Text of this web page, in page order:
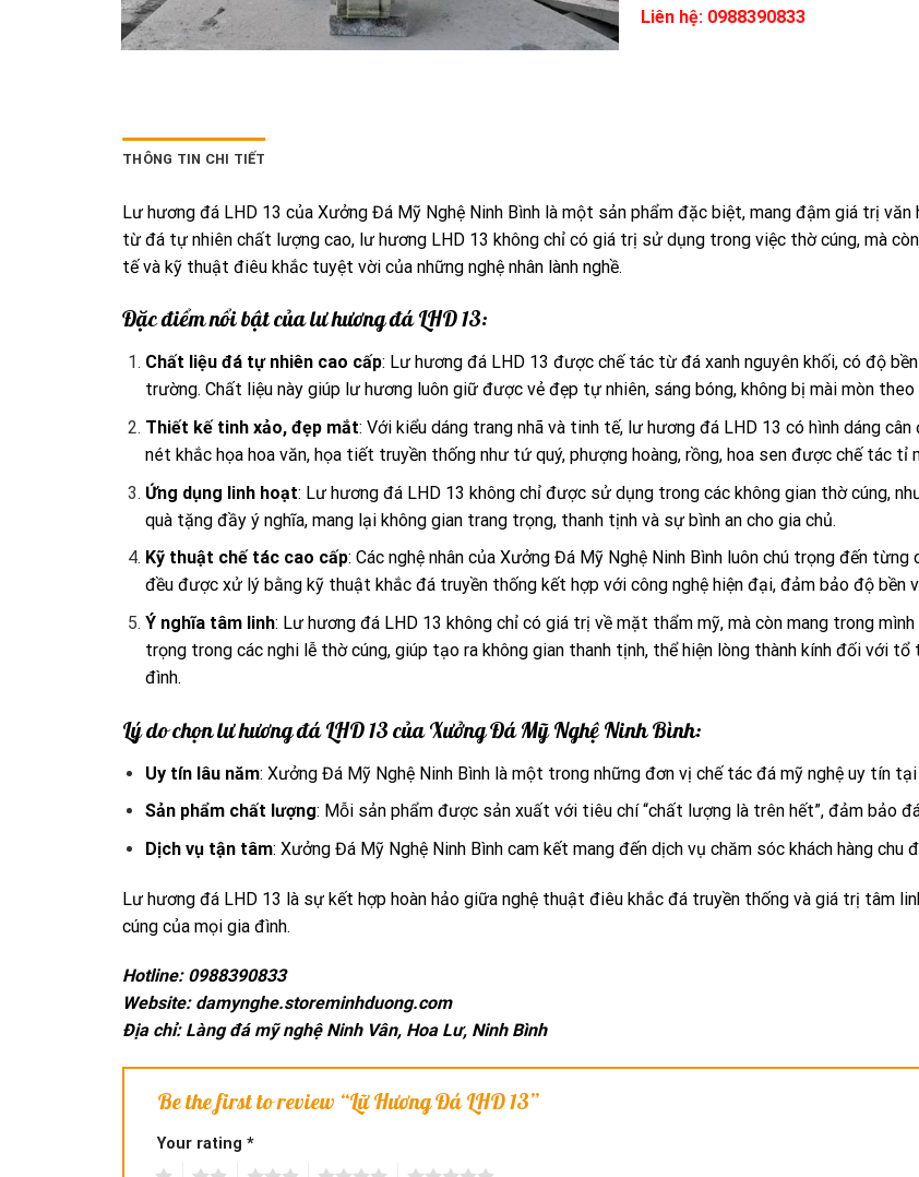
Liên hệ: 0988390833
THÔNG TIN CHI TIẾT
Lư hương đá LHD 13 của Xưởng Đá Mỹ Nghệ Ninh Bình là một sản phẩm đặc biệt, mang đậm giá trị
từ đá tự nhiên chất lượng cao, lư hương LHD 13 không chỉ có giá trị sử dụng trong việc thờ cúng, mà
tế và kỹ thuật điêu khắc tuyệt vời của những nghệ nhân lành nghề.
Đặc điểm nổi bật của lư hương đá LHD 13:
Chất liệu đá tự nhiên cao cấp: Lư hương đá LHD 13 được chế tác từ đá xanh nguyên khối, có độ
trường. Chất liệu này giúp lư hương luôn giữ được vẻ đẹp tự nhiên, sáng bóng, không bị mài mòn theo
Thiết kế tinh xảo, đẹp mắt: Với kiểu dáng trang nhã và tinh tế, lư hương đá LHD 13 có hình dáng
nét khắc họa hoa văn, họa tiết truyền thống như tứ quý, phượng hoàng, rồng, hoa sen được chế tác tỉ
Ứng dụng linh hoạt: Lư hương đá LHD 13 không chỉ được sử dụng trong các không gian thờ cúng,
quà tặng đầy ý nghĩa, mang lại không gian trang trọng, thanh tịnh và sự bình an cho gia chủ.
Kỹ thuật chế tác cao cấp: Các nghệ nhân của Xưởng Đá Mỹ Nghệ Ninh Bình luôn chú trọng đến
đều được xử lý bằng kỹ thuật khắc đá truyền thống kết hợp với công nghệ hiện đại, đảm bảo độ bền
Ý nghĩa tâm linh: Lư hương đá LHD 13 không chỉ có giá trị về mặt thẩm mỹ, mà còn mang trong
trọng trong các nghi lễ thờ cúng, giúp tạo ra không gian thanh tịnh, thể hiện lòng thành kính đối với tổ
đình.
Lý do chọn lư hương đá LHD 13 của Xưởng Đá Mỹ Nghệ Ninh Bình:
Uy tín lâu năm: Xưởng Đá Mỹ Nghệ Ninh Bình là một trong những đơn vị chế tác đá mỹ nghệ uy tín
Sản phẩm chất lượng: Mỗi sản phẩm được sản xuất với tiêu chí “chất lượng là trên hết”, đảm bảo
Dịch vụ tận tâm: Xưởng Đá Mỹ Nghệ Ninh Bình cam kết mang đến dịch vụ chăm sóc khách hàng
Lư hương đá LHD 13 là sự kết hợp hoàn hảo giữa nghệ thuật điêu khắc đá truyền thống và giá trị tâm
cúng của mọi gia đình.
Hotline: 0988390833
Website: damynghe.storeminhduong.com
Địa chỉ: Làng đá mỹ nghệ Ninh Vân, Hoa Lư, Ninh Bình
Be the first to review “Lữ Hương Đá LHD 13”
Your rating *